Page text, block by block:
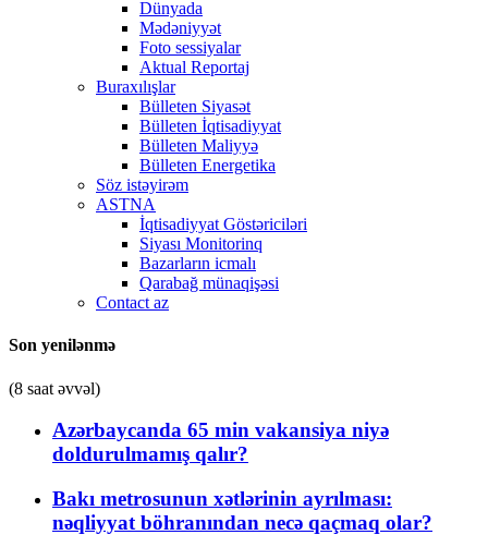
Dünyada
Mədəniyyət
Foto sessiyalar
Aktual Reportaj
Buraxılışlar
Bülleten Siyasət
Bülleten İqtisadiyyat
Bülleten Maliyyə
Bülleten Energetika
Söz istəyirəm
ASTNA
İqtisadiyyat Göstəriciləri
Siyası Monitorinq
Bazarların icmalı
Qarabağ münaqişəsi
Contact az
Son yenilənmə
(8 saat əvvəl)
Azərbaycanda 65 min vakansiya niyə
doldurulmamış qalır?
Bakı metrosunun xətlərinin ayrılması:
nəqliyyat böhranından necə qaçmaq olar?